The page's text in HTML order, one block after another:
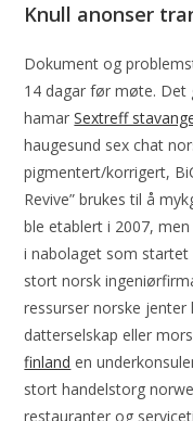
Knull anonser
Dokument og
14 dagar før møte. Det
hamarSextreff
haugesund sex chat
pigmentert/korrigert,
Revive” brukes til å
ble etablert i 2007,
i nabolaget som
stort norsk
ressurser norske
datterselskap eller
finland en
stort handelstorg
restauranter og